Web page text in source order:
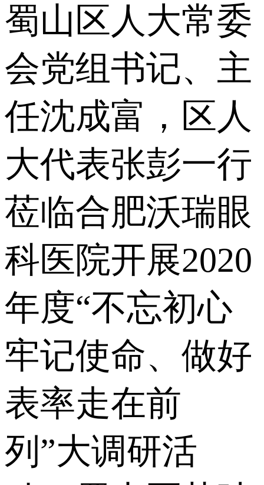
蜀山区人大常委
会党组书记、主
任沈成富，区人
大代表张彭一行
莅临合肥沃瑞眼
科医院开展2020
年度“不忘初心
牢记使命、做好
表率走在前
列”大调研活